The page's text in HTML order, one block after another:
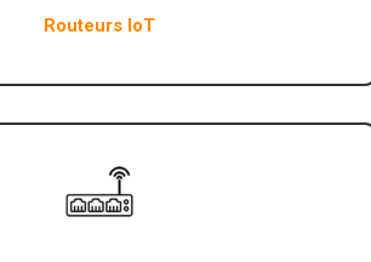
Routeurs IoT